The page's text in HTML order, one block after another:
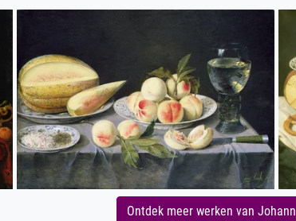
Ontdek meer werken van